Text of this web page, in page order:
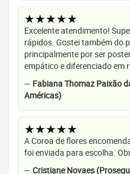
★★★★★
Excelente atendimento!
rápidos. Gostei também do
principalmente por ser
empático e diferenciado em
— Fabiana Thomaz Paixão
Américas)
★★★★★
A Coroa de flores
foi enviada para escolha.
— Cristiane Novaes